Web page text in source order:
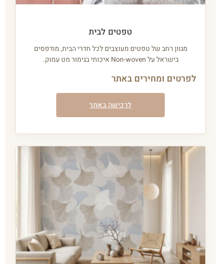
טפטים לבית
מגוון רחב של טפטים מעוצבים לכל חדרי הבית, מודפסים
בישראל על Non-woven איכותי בגימור מט עמוק.
לפרטים ומחירים באתר
לרכישה באתר